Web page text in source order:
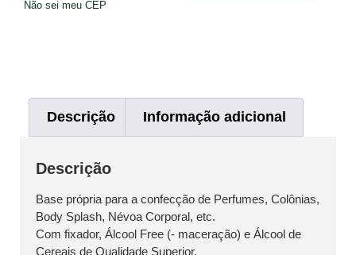
Não sei meu CEP
Descrição Informação adicional
Descrição
Base própria para a confecção de Perfumes, Colônias,
Body Splash, Névoa Corporal, etc.
Com fixador, Álcool Free (- maceração) e Álcool de
Cereais de Qualidade Superior.